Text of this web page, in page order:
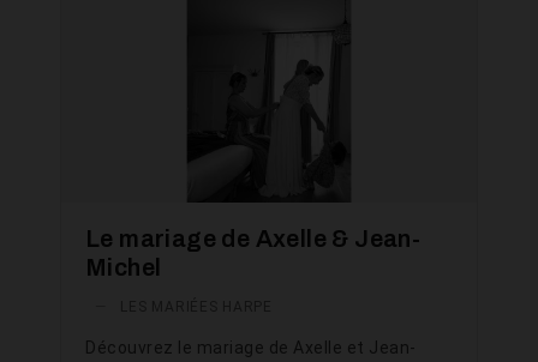
Le mariage de Axelle & Jean-
Michel
Découvrez le mariage de Axelle et Jean-